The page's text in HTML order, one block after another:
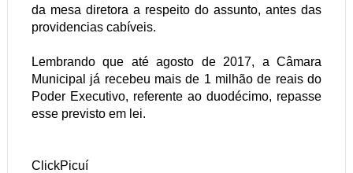
da mesa diretora a respeito do assunto, antes das
providencias cabíveis.
Lembrando que até agosto de 2017, a Câmara
Municipal já recebeu mais de 1 milhão de reais do
Poder Executivo, referente ao duodécimo, repasse
esse previsto em lei.
ClickPicuí